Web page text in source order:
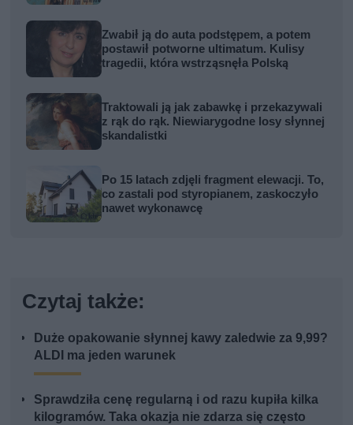
Zwabił ją do auta podstępem, a potem
postawił potworne ultimatum. Kulisy
tragedii, która wstrząsnęła Polską
Traktowali ją jak zabawkę i przekazywali
z rąk do rąk. Niewiarygodne losy słynnej
skandalistki
Po 15 latach zdjęli fragment elewacji. To,
co zastali pod styropianem, zaskoczyło
nawet wykonawcę
Czytaj także:
Duże opakowanie słynnej kawy zaledwie za 9,99?
ALDI ma jeden warunek
Sprawdziła cenę regularną i od razu kupiła kilka
kilogramów. Taka okazja nie zdarza się często